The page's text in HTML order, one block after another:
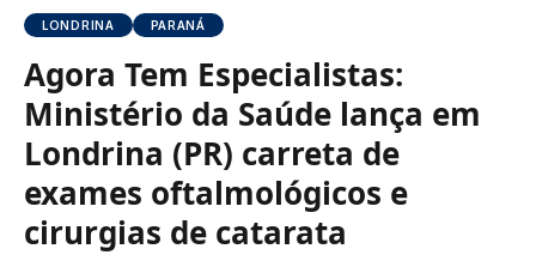
LONDRINA PARANÁ
Agora Tem Especialistas:
Ministério da Saúde lança em
Londrina (PR) carreta de
exames oftalmológicos e
cirurgias de catarata